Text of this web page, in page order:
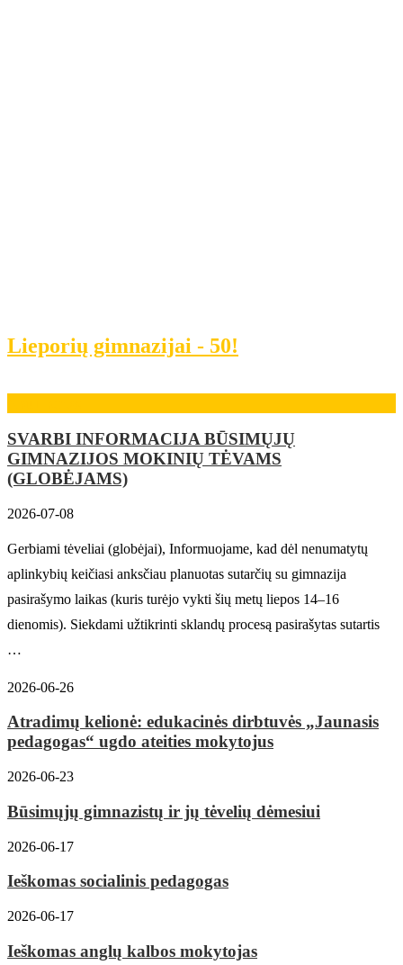
Lieporių gimnazijai - 50!
SVARBI INFORMACIJA BŪSIMŲJŲ
GIMNAZIJOS MOKINIŲ TĖVAMS
(GLOBĖJAMS)
2026-07-08
Gerbiami tėveliai (globėjai), Informuojame, kad dėl nenumatytų
aplinkybių keičiasi anksčiau planuotas sutarčių su gimnazija
pasirašymo laikas (kuris turėjo vykti šių metų liepos 14–16
dienomis). Siekdami užtikrinti sklandų procesą pasirašytas sutartis
…
2026-06-26
Atradimų kelionė: edukacinės dirbtuvės „Jaunasis
pedagogas“ ugdo ateities mokytojus
2026-06-23
Būsimųjų gimnazistų ir jų tėvelių dėmesiui
2026-06-17
Ieškomas socialinis pedagogas
2026-06-17
Ieškomas anglų kalbos mokytojas